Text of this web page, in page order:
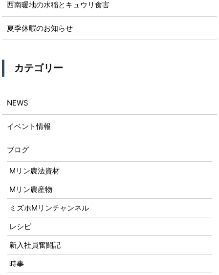
西南暖地の水稲とキュウリ食害
夏季休暇のお知らせ
カテゴリー
NEWS
イベント情報
ブログ
Mリン農法資材
Mリン農産物
ミズホMリンチャンネル
レシピ
新入社員奮闘記
時事